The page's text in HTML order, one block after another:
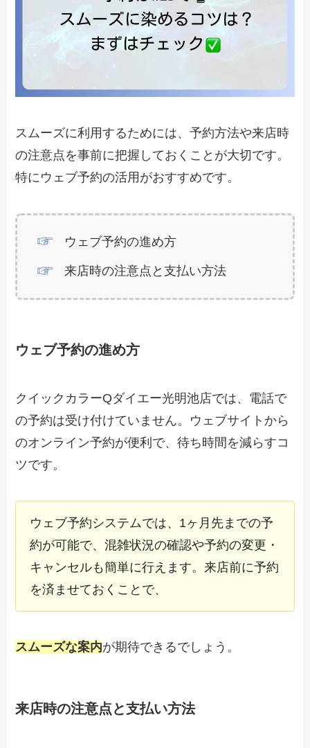
スムーズに利用するためには、予約方法や来店時
の注意点を事前に把握しておくことが大切です。
特にウェブ予約の活用がおすすめです。
ウェブ予約の進め方
来店時の注意点と支払い方法
ウェブ予約の進め方
クイックカラーQダイエー光明池店では、電話で
の予約は受け付けていません。ウェブサイトから
のオンライン予約が便利で、待ち時間を減らすコ
ツです。
ウェブ予約システムでは、1ヶ月先までの予
約が可能で、混雑状況の確認や予約の変更・
キャンセルも簡単に行えます。来店前に予約
を済ませておくことで、
スムーズな案内が期待できるでしょう。
来店時の注意点と支払い方法